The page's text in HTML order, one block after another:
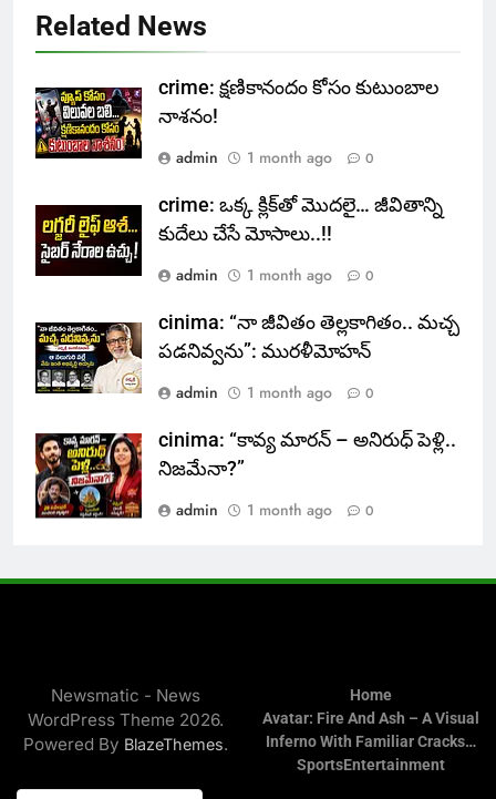
Related News
crime: క్షణికానందం కోసం కుటుంబాల
నాశనం!
admin
1 month ago 0
crime: ఒక్క క్లిక్‌తో మొదలై… జీవితాన్ని
కుదేలు చేసే మోసాలు..!!
admin
1 month ago 0
cinima: “నా జీవితం తెల్లకాగితం.. మచ్చ
పడనివ్వను”: మురళీమోహన్
admin
1 month ago 0
cinima: “కావ్య మారన్ – అనిరుధ్ పెళ్లి..
నిజమేనా?”
admin
1 month ago 0
Newsmatic - News
WordPress Theme 2026.
Powered By BlazeThemes.
Home
Avatar: Fire And Ash – A Visual
Inferno With Familiar Cracks…
SportsEntertainment